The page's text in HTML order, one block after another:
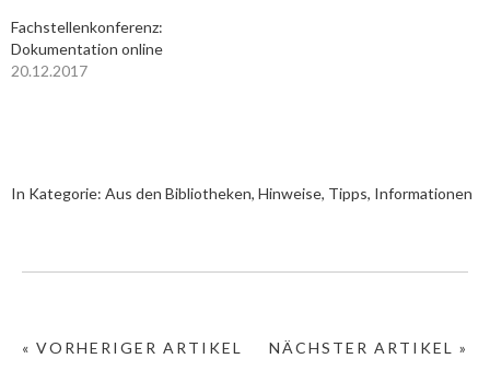
Fachstellenkonferenz:
Dokumentation online
20.12.2017
In Kategorie: Aus den Bibliotheken, Hinweise, Tipps, Informationen
NÄCHSTER ARTIKEL »
« VORHERIGER ARTIKEL